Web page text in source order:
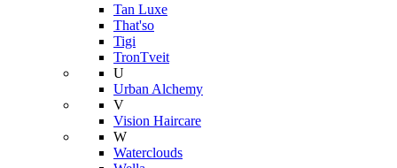
Tan Luxe
That'so
Tigi
TronTveit
U
Urban Alchemy
V
Vision Haircare
W
Waterclouds